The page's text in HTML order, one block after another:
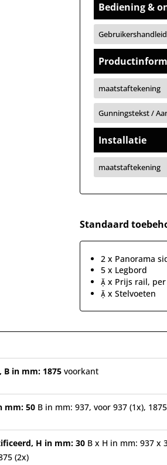
Bediening &
maatstaftekening
Gunningstekst /
Installatie
maatstaftekening
Standaard
2 x Panorama
5 x Legbord
 x Prijs rail,
 x Stelvoeten
in mm: 1875 voorkant
mm: 50 B in mm: 937, voor 937 (1x),
H in mm: 30 B x H in mm: 937 x
(2x)